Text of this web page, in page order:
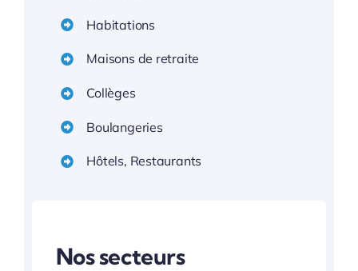
Habitations
Maisons de retraite
Collèges
Boulangeries
Hôtels, Restaurants
Nos secteurs